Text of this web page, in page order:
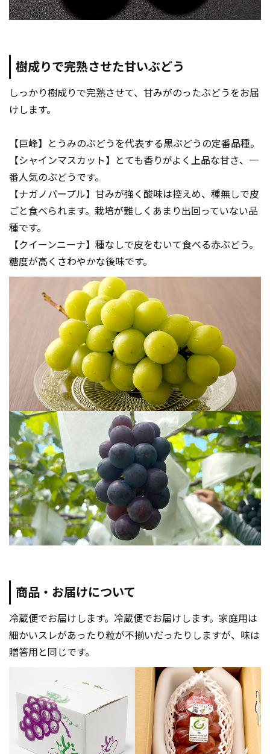
樹成りで完熟させた甘いぶどう
しっかり樹成りで完熟させて、甘みがのったぶどうをお届
けします。
【巨峰】とうみのぶどうを代表する黒ぶどうの定番品種。
【シャインマスカット】とても香りがよく上品な甘さ、一
番人気のぶどうです。
【ナガノパープル】甘みが強く酸味は控えめ、種無しで皮
ごと食べられます。栽培が難しくあまり出回っていない品
種です。
【クイーンニーナ】種なしで皮をむいて食べる赤ぶどう。
糖度が高くさわやかな後味です。
商品・お届けについて
冷蔵便でお届けします。冷蔵便でお届けします。家庭用は
細かいスレがあったり粒が不揃いだったりしますが、味は
贈答用と同じです。